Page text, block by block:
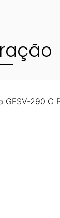
GESV-290 C